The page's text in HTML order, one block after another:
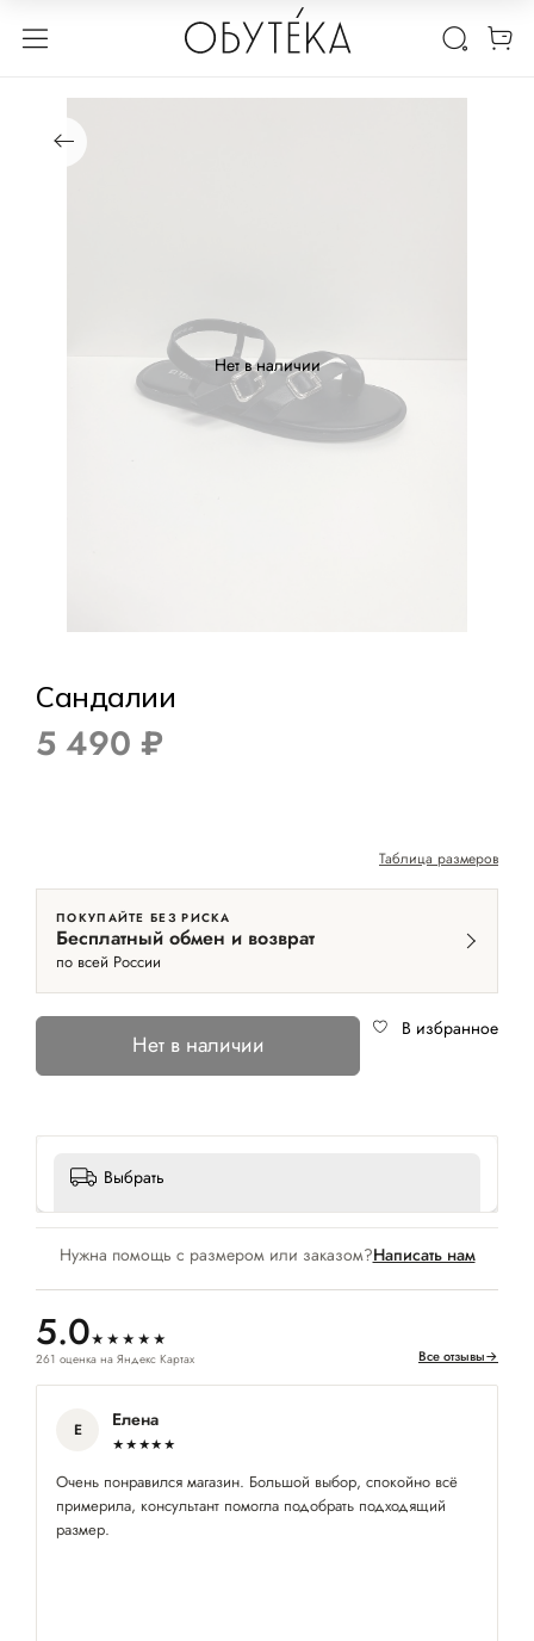
Нет в наличии
Сандалии
5 490 ₽
Таблица размеров
ПОКУПАЙТЕ БЕЗ РИСКА
Бесплатный обмен и возврат
по всей России
Нет в наличии
В избранное
Выбрать
Нужна помощь с размером или заказом?Написать нам
5.0★★★★★
261 оценка на Яндекс Картах Все отзывы→
Е Елена
★★★★★
Очень понравился магазин. Большой выбор, спокойно всё
примерила, консультант помогла подобрать подходящий
размер.